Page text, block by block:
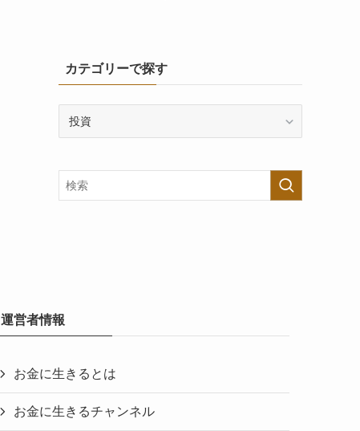
カテゴリーで探す
ー
で
運営者情報
お金に生きるとは
お金に生きるチャンネル